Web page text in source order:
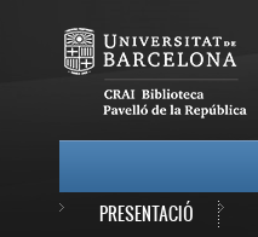
PRESENTACIÓ